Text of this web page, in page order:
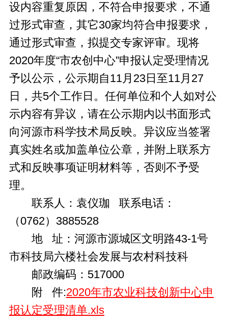
设内容重复原因，不符合申报要求，不通
过形式审查，其它30家均符合申报要求，
通过形式审查，拟提交专家评审。现将
2020年度“市农创中心”申报认定受理情况
予以公示，公示期自11月23日至11月27
日，共5个工作日。任何单位和个人如对公
示内容有异议，请在公示期内以书面形式
向河源市科学技术局反映。异议应当签署
真实姓名或加盖单位公章，并附上联系方
式和反映事项证明材料等，否则不予受
理。
联系人：袁仪珈 联系电话：
（0762）3885528
地 址：河源市源城区文明路43-1号
市科技局六楼社会发展与农村科技科
邮政编码：517000
附 件:2020年市农业科技创新中心申
报认定受理清单.xls